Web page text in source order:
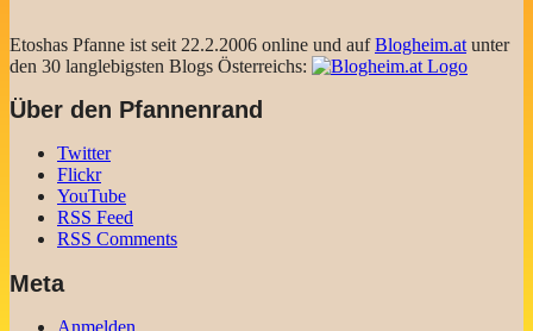
Etoshas Pfanne ist seit 22.2.2006 online und aufBlogheim.at unter
den 30 langlebigsten Blogs Österreichs:
Über den Pfannenrand
Twitter
Flickr
YouTube
RSS Feed
RSS Comments
Meta
Anmelden